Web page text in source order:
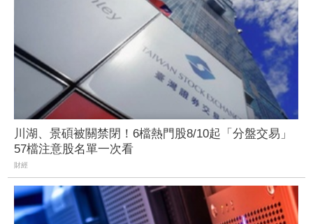
川湖、景碩被關禁閉！6檔熱門股8/10起「分盤交易」
57檔注意股名單一次看
財經